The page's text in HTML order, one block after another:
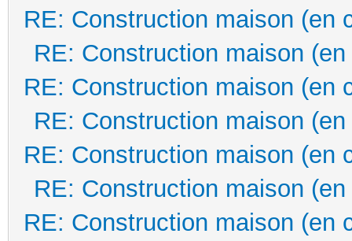
RE: Construction maison (en
RE: Construction maison
RE: Construction maison (en
RE: Construction maison
RE: Construction maison (en
RE: Construction maison
RE: Construction maison (en